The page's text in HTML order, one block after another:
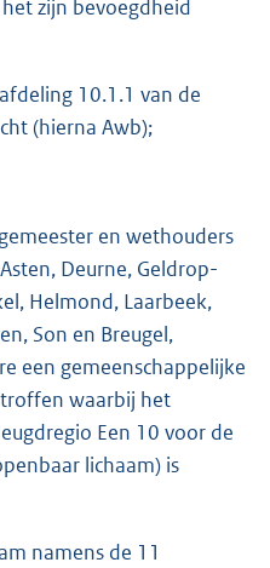
zijn bevoegdheid
10.1.1 van de
(hierna Awb);
en wethouders
Deurne, Geldrop-
Helmond, Laarbeek,
Son en Breugel,
een gemeenschappelijke
waarbij het
Een 10 voor de
lichaam) is
namens de 11